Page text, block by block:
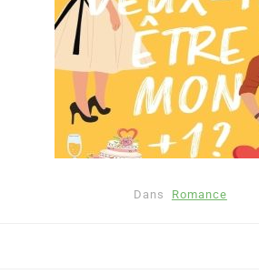
Dans Romance